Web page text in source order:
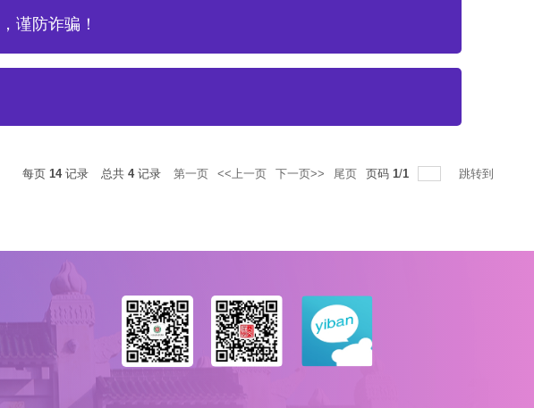
谨防诈骗！
每页 14记录 总共 4记录 第一页 <<上一页 下一页>> 尾页 页码 1/1 跳转到